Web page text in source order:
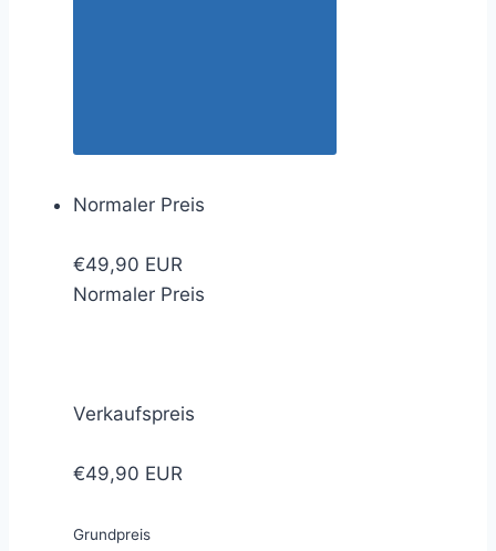
Normaler Preis
€49,90 EUR
Normaler Preis
Verkaufspreis
€49,90 EUR
Grundpreis